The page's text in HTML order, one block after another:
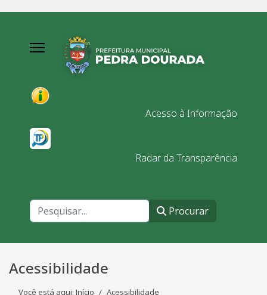
Acesso à Informação
Radar da Transparência
Procurar
Acessibilidade
Você está aqui: Início Acessibilidade